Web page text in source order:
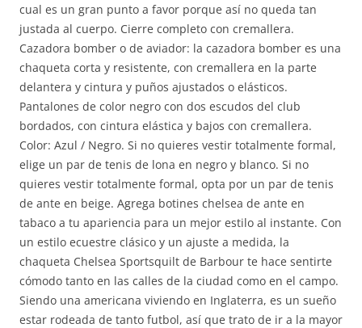
cual es un gran punto a favor porque así no queda tan
justada al cuerpo. Cierre completo con cremallera.
Cazadora bomber o de aviador: la cazadora bomber es una
chaqueta corta y resistente, con cremallera en la parte
delantera y cintura y puños ajustados o elásticos.
Pantalones de color negro con dos escudos del club
bordados, con cintura elástica y bajos con cremallera.
Color: Azul / Negro. Si no quieres vestir totalmente formal,
elige un par de tenis de lona en negro y blanco. Si no
quieres vestir totalmente formal, opta por un par de tenis
de ante en beige. Agrega botines chelsea de ante en
tabaco a tu apariencia para un mejor estilo al instante. Con
un estilo ecuestre clásico y un ajuste a medida, la
chaqueta Chelsea Sportsquilt de Barbour te hace sentirte
cómodo tanto en las calles de la ciudad como en el campo.
Siendo una americana viviendo en Inglaterra, es un sueño
estar rodeada de tanto futbol, así que trato de ir a la mayor